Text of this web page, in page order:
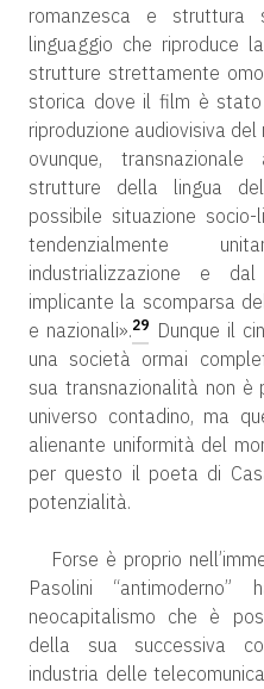
romanzesca e struttura
linguaggio che riproduce
strutture strettamente
storica dove il film è
riproduzione audiovisiva
ovunque,
strutture della lingua
possibile situazione
tendenzialmente
industrializzazione e
implicante la scomparsa
e nazionali».29 Dunque il
una società ormai
sua transnazionalità non è
universo contadino, ma
alienante uniformità del
per questo il poeta di
potenzialità.
Forse è proprio
Pasolini
neocapitalismo che è
della sua successiva
industria delle